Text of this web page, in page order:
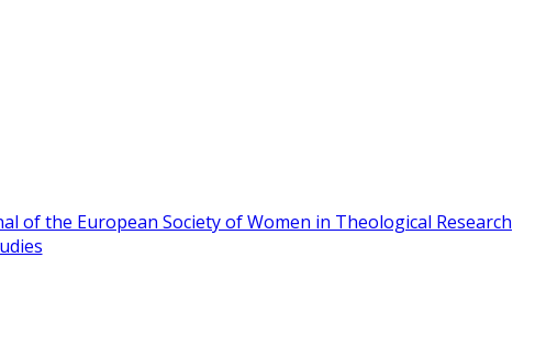
of the European Society of Women in Theological Research